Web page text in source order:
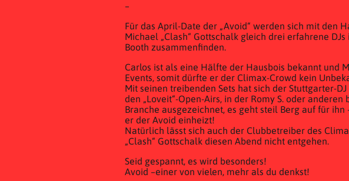
–
Für das April-Date der „Avoid“ werden sich mit den
Michael „Clash“ Gottschalk gleich drei erfahrene DJs
Booth zusammenfinden.
Carlos ist als eine Hälfte der Hausbois bekannt und
Events, somit dürfte er der Climax-Crowd kein
Mit seinen treibenden Sets hat sich der Stuttgarter-
den „Loveit“-Open-Airs, in der Romy S. oder
Branche ausgezeichnet, es geht steil Berg auf für ihn
er der Avoid einheizt!
Natürlich lässt sich auch der Clubbetreiber des
„Clash“ Gottschalk diesen Abend nicht entgehen.
Seid gespannt, es wird besonders!
Avoid –einer von vielen, mehr als du denkst!